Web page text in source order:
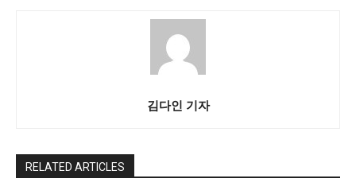
김다인 기자
RELATED ARTICLES